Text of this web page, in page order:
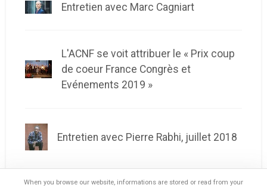
Entretien avec Marc Cagniart
L'ACNF se voit attribuer le « Prix coup
de coeur France Congrès et
Evénements 2019 »
Entretien avec Pierre Rabhi, juillet 2018
When you browse our website, informations are stored or read from your